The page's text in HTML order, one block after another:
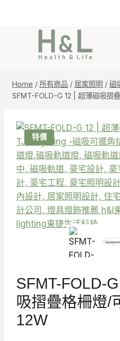
Home / 所有商品 / 居家照明 / 磁
SFMT-FOLD-G 12 | 超薄磁吸摺
特價
SFMT-FOLD-
吸摺疊格柵燈/
12W